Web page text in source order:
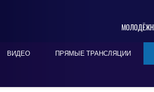
ВИДЕО ПРЯМЫЕ ТРАНСЛЯЦИИ